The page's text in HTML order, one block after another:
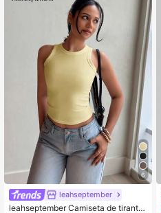
6
leahseptember
leahseptember Camiseta de tirante